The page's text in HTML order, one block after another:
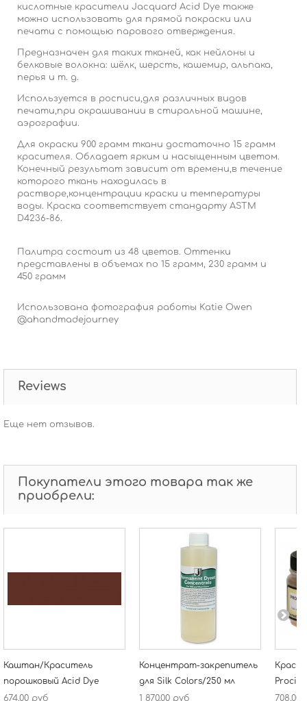
кислотные красители Jacquard Acid Dye также
можно использовать для прямой покраски или
печати с помощью парового отверждения.
Предназначен для таких тканей, как нейлоны и
белковые волокна: шёлк, шерсть, кашемир, альпака,
перья и т. д.
Используется в росписи,для различных видов
печати,при окрашивании в стиральной машине,
аэрографии.
Для окраски 900 грамм ткани достаточно 15 грамм
красителя. Обладает ярким и насыщенным цветом.
Конечный результат зависит от времени,в течение
которого ткань находилась в
растворе,концентрации краски и температуры
воды. Краска соответствует стандарту АSTM
D4236-86.
Палитра состоит из 48 цветов. Оттенки
представлены в объемах по 15 грамм, 230 грамм и
450 грамм
Использована фотография работы Katie Owen
@ahandmadejourney
Reviews
Еще нет отзывов.
Покупатели этого товара так же
приобрели:
Каштан/Краситель
порошковый Acid Dye
674,00 руб
Концентрат-закрепитель
для Silk Colors/250 мл
1 870,00 руб
708,00